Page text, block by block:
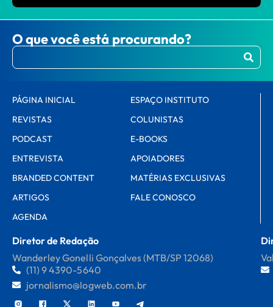
O que você está procurando?
PÁGINA INICIAL
REVISTAS
PODCAST
ENTREVISTA
BRANDED CONTENT
ARTIGOS
AGENDA
ESPAÇO INSTITUTO
COLUNISTAS
E-BOOKS
APOIADORES
MATÉRIAS EXCLUSIVAS
FALE CONOSCO
Diretor de Redação
Wanderley Gonelli Gonçalves (MTB/SP 12068)
(11) 9 4390-5640
jornalismo@logweb.com.br